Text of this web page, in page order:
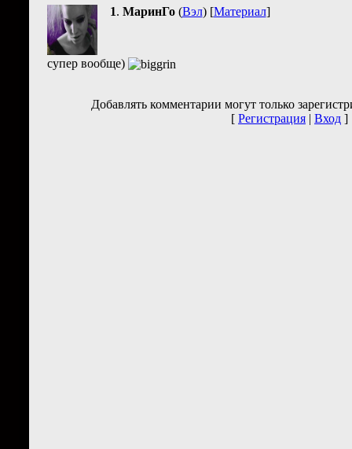
1. МаринГо (Вэл) [Материал]
супер вообще)
Добавлять комментарии могут только
[ Регистрация | Вход ]